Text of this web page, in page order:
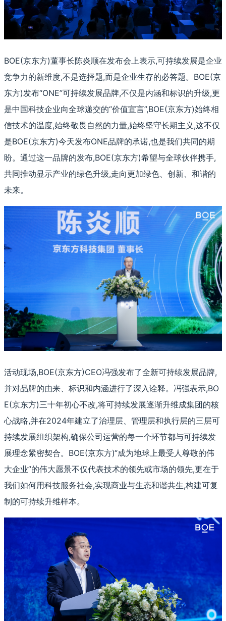
BOE(京东方)董事长陈炎顺在发布会上表示,可持续发展是企业
竞争力的新维度,不是选择题,而是企业生存的必答题。BOE(京
东方)发布“ONE”可持续发展品牌,不仅是内涵和标识的升级,更
是中国科技企业向全球递交的“价值宣言”,BOE(京东方)始终相
信技术的温度,始终敬畏自然的力量,始终坚守长期主义,这不仅
是BOE(京东方)今天发布ONE品牌的承诺,也是我们共同的期
盼。通过这一品牌的发布,BOE(京东方)希望与全球伙伴携手,
共同推动显示产业的绿色升级,走向更加绿色、创新、和谐的
未来。
活动现场,BOE(京东方)CEO冯强发布了全新可持续发展品牌,
并对品牌的由来、标识和内涵进行了深入诠释。冯强表示,BO
E(京东方)三十年初心不改,将可持续发展逐渐升维成集团的核
心战略,并在2024年建立了治理层、管理层和执行层的三层可
持续发展组织架构,确保公司运营的每一个环节都与可持续发
展理念紧密契合。BOE(京东方)“成为地球上最受人尊敬的伟
大企业”的伟大愿景不仅代表技术的领先或市场的领先,更在于
我们如何用科技服务社会,实现商业与生态和谐共生,构建可复
制的可持续升维样本。